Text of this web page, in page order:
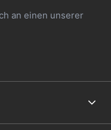
an einen unserer